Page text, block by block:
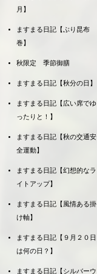
月】
ますまる日記【ぶり昆布
巻】
秋限定 季節御膳
ますまる日記【秋分の日】
ますまる日記【広い席でゆ
ったりと！】
ますまる日記【秋の交通安
全運動】
ますまる日記【幻想的なラ
イトアップ】
ますまる日記【風情ある掛
け軸】
ますまる日記【９月２０日
は何の日？】
ますまる日記【シルバーウ